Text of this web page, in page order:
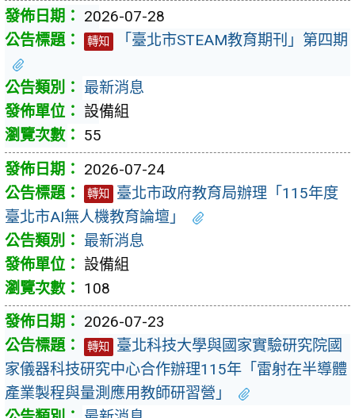
2026-07-28
轉知 「臺北市STEAM教育期刊」第四期
最新消息
設備組
55
2026-07-24
轉知
臺北市政府教育局辦理「115年度
臺北市AI無人機教育論壇」
最新消息
設備組
108
2026-07-23
轉知
臺北科技大學與國家實驗研究院國
家儀器科技研究中心合作辦理115年「雷射在半導體
產業製程與量測應用教師研習營」